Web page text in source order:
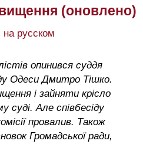
(оновлено)
на русском
опинився суддя
Одеси Дмитро Тішко.
і зайняти крісло
суді. Але співбесіду
провалив. Також
Громадської ради,